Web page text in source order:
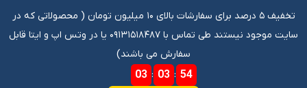
تخفیف ۵ درصد برای سفارشات بالای ۱۰ میلیون تومان ‌‌(‌‌ محصولاتی که در
سایت موجود نیستند طی تماس با ۰۹۱۳۱۵۱۸۴۸۷ یا در وتس اپ و ایتا قابل
سفارش می باشند)
03 : 03 : 53